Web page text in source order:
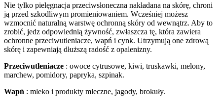
Nie tylko pielęgnacja przeciwsłoneczna nakładana na skórę, chroni
ją przed szkodliwym promieniowaniem. Wcześniej możesz
wzmocnić naturalną warstwę ochronną skóry od wewnątrz. Aby to
zrobić, jedz odpowiednią żywność, zwłaszcza tę, która zawiera
ochronne przeciwutleniacze, wapń i cynk. Utrzymują one zdrową
skórę i zapewniają dłuższą radość z opalenizny.
Przeciwutleniacze : owoce cytrusowe, kiwi, truskawki, melony,
marchew, pomidory, papryka, szpinak.
Wapń : mleko i produkty mleczne, jagody, brokuły.